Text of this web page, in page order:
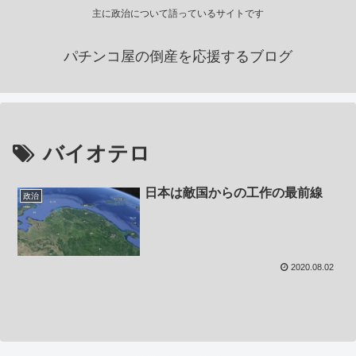
主に政治について語っているサイトです
パチンコ屋の倒産を応援するブログ
バイオテロ
政治 日本は敵国からの工作の最前線
2020.08.02